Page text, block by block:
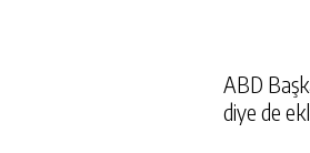
ABD
diye de